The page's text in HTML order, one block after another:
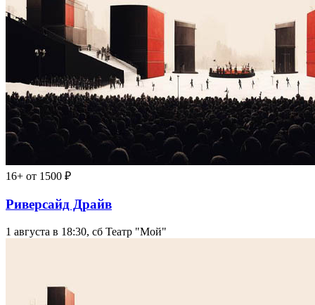
16+ от 1500 ₽
Риверсайд Драйв
1 августа в 18:30, сб Театр "Мой"